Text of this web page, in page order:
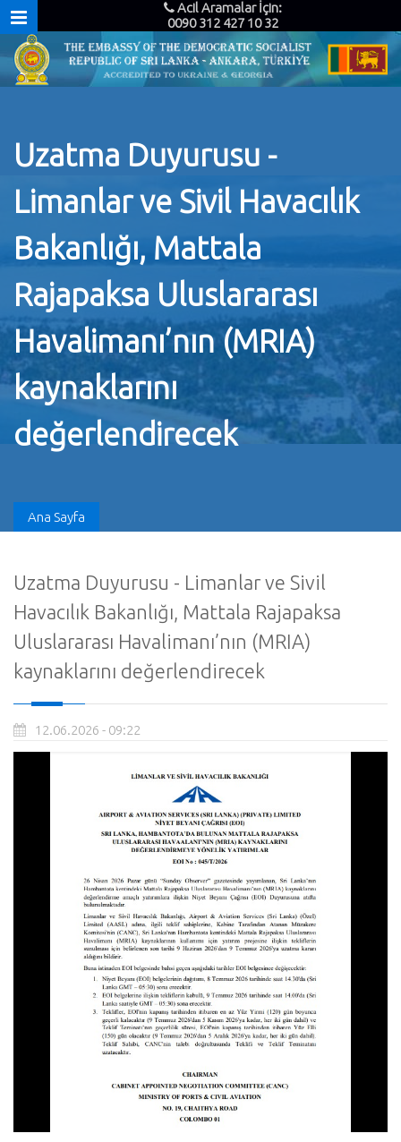
Acil Aramalar İçin:
0090 312 427 10 32
Uzatma Duyurusu -
Limanlar ve Sivil Havacılık
Bakanlığı, Mattala
Rajapaksa Uluslararası
Havalimanı’nın (MRIA)
kaynaklarını
değerlendirecek
Ana Sayfa
Uzatma Duyurusu - Limanlar ve Sivil
Havacılık Bakanlığı, Mattala Rajapaksa
Uluslararası Havalimanı’nın (MRIA)
kaynaklarını değerlendirecek
12.06.2026 - 09:22